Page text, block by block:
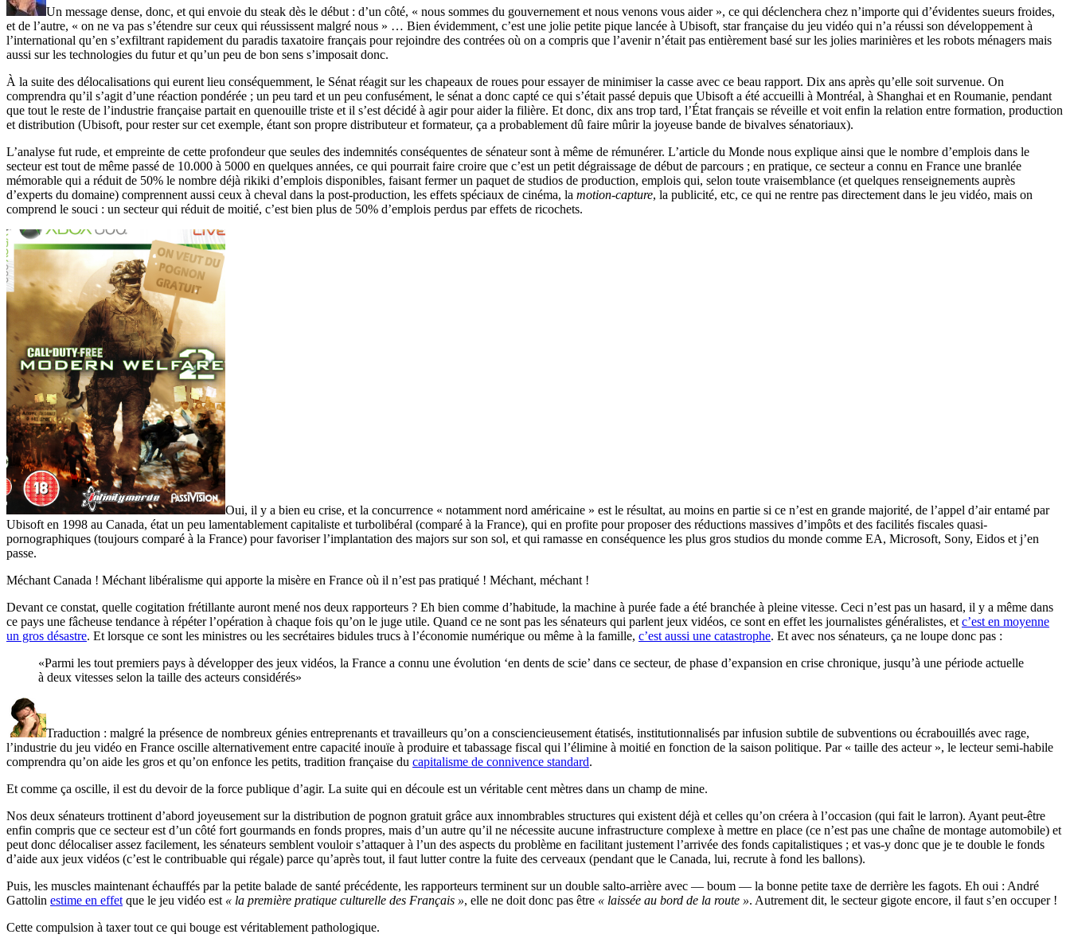
Un message dense, donc, et qui envoie du steak dès le début : d’un côté, « nous sommes du gouvernement et nous venons vous aider », ce qui déclenchera chez n’importe qui d’évidentes sueurs froides,
et de l’autre, « on ne va pas s’étendre sur ceux qui réussissent malgré nous » … Bien évidemment, c’est une jolie petite pique lancée à Ubisoft, star française du jeu vidéo qui n’a réussi son développement à
l’international qu’en s’exfiltrant rapidement du paradis taxatoire français pour rejoindre des contrées où on a compris que l’avenir n’était pas entièrement basé sur les jolies marinières et les robots ménagers mais
aussi sur les technologies du futur et qu’un peu de bon sens s’imposait donc.
À la suite des délocalisations qui eurent lieu conséquemment, le Sénat réagit sur les chapeaux de roues pour essayer de minimiser la casse avec ce beau rapport. Dix ans après qu’elle soit survenue. On
comprendra qu’il s’agit d’une réaction pondérée ; un peu tard et un peu confusément, le sénat a donc capté ce qui s’était passé depuis que Ubisoft a été accueilli à Montréal, à Shanghai et en Roumanie, pendant
que tout le reste de l’industrie française partait en quenouille triste et il s’est décidé à agir pour aider la filière. Et donc, dix ans trop tard, l’État français se réveille et voit enfin la relation entre formation, production
et distribution (Ubisoft, pour rester sur cet exemple, étant son propre distributeur et formateur, ça a probablement dû faire mûrir la joyeuse bande de bivalves sénatoriaux).
L’analyse fut rude, et empreinte de cette profondeur que seules des indemnités conséquentes de sénateur sont à même de rémunérer. L’article du Monde nous explique ainsi que le nombre d’emplois dans le
secteur est tout de même passé de 10.000 à 5000 en quelques années, ce qui pourrait faire croire que c’est un petit dégraissage de début de parcours ; en pratique, ce secteur a connu en France une branlée
mémorable qui a réduit de 50% le nombre déjà rikiki d’emplois disponibles, faisant fermer un paquet de studios de production, emplois qui, selon toute vraisemblance (et quelques renseignements auprès
d’experts du domaine) comprennent aussi ceux à cheval dans la post-production, les effets spéciaux de cinéma, la motion-capture, la publicité, etc, ce qui ne rentre pas directement dans le jeu vidéo, mais on
comprend le souci : un secteur qui réduit de moitié, c’est bien plus de 50% d’emplois perdus par effets de ricochets.
Oui, il y a bien eu crise, et la concurrence « notamment nord américaine » est le résultat, au moins en partie si ce n’est en grande majorité, de l’appel d’air entamé par
Ubisoft en 1998 au Canada, état un peu lamentablement capitaliste et turbolibéral (comparé à la France), qui en profite pour proposer des réductions massives d’impôts et des facilités fiscales quasi-
pornographiques (toujours comparé à la France) pour favoriser l’implantation des majors sur son sol, et qui ramasse en conséquence les plus gros studios du monde comme EA, Microsoft, Sony, Eidos et j’en
passe.
Méchant Canada ! Méchant libéralisme qui apporte la misère en France où il n’est pas pratiqué ! Méchant, méchant !
Devant ce constat, quelle cogitation frétillante auront mené nos deux rapporteurs ? Eh bien comme d’habitude, la machine à purée fade a été branchée à pleine vitesse. Ceci n’est pas un hasard, il y a même dans
ce pays une fâcheuse tendance à répéter l’opération à chaque fois qu’on le juge utile. Quand ce ne sont pas les sénateurs qui parlent jeux vidéos, ce sont en effet les journalistes généralistes, et c’est en moyenne
un gros désastre. Et lorsque ce sont les ministres ou les secrétaires bidules trucs à l’économie numérique ou même à la famille, c’est aussi une catastrophe. Et avec nos sénateurs, ça ne loupe donc pas :
«Parmi les tout premiers pays à développer des jeux vidéos, la France a connu une évolution ‘en dents de scie’ dans ce secteur, de phase d’expansion en crise chronique, jusqu’à une période actuelle
à deux vitesses selon la taille des acteurs considérés»
Traduction : malgré la présence de nombreux génies entreprenants et travailleurs qu’on a consciencieusement étatisés, institutionnalisés par infusion subtile de subventions ou écrabouillés avec rage,
l’industrie du jeu vidéo en France oscille alternativement entre capacité inouïe à produire et tabassage fiscal qui l’élimine à moitié en fonction de la saison politique. Par « taille des acteur », le lecteur semi-habile
comprendra qu’on aide les gros et qu’on enfonce les petits, tradition française du capitalisme de connivence standard.
Et comme ça oscille, il est du devoir de la force publique d’agir. La suite qui en découle est un véritable cent mètres dans un champ de mine.
Nos deux sénateurs trottinent d’abord joyeusement sur la distribution de pognon gratuit grâce aux innombrables structures qui existent déjà et celles qu’on créera à l’occasion (qui fait le larron). Ayant peut-être
enfin compris que ce secteur est d’un côté fort gourmands en fonds propres, mais d’un autre qu’il ne nécessite aucune infrastructure complexe à mettre en place (ce n’est pas une chaîne de montage automobile) et
peut donc délocaliser assez facilement, les sénateurs semblent vouloir s’attaquer à l’un des aspects du problème en facilitant justement l’arrivée des fonds capitalistiques ; et vas-y donc que je te double le fonds
d’aide aux jeux vidéos (c’est le contribuable qui régale) parce qu’après tout, il faut lutter contre la fuite des cerveaux (pendant que le Canada, lui, recrute à fond les ballons).
Puis, les muscles maintenant échauffés par la petite balade de santé précédente, les rapporteurs terminent sur un double salto-arrière avec — boum — la bonne petite taxe de derrière les fagots. Eh oui : André
Gattolin estime en effet que le jeu vidéo est « la première pratique culturelle des Français », elle ne doit donc pas être « laissée au bord de la route ». Autrement dit, le secteur gigote encore, il faut s’en occuper !
Cette compulsion à taxer tout ce qui bouge est véritablement pathologique.